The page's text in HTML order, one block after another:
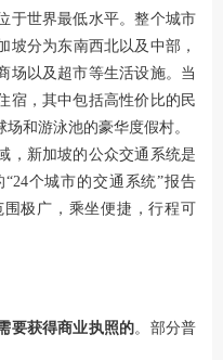
于世界最低水平。整个城市
坡分为东南西北以及中部，
场以及超市等生活设施。当
宿，其中包括高性价比的民
和游泳池的豪华度假村。
，新加坡的公众交通系统是
个城市的交通系统”报告
极广，乘坐便捷，行程可
要获得商业执照的。部分普